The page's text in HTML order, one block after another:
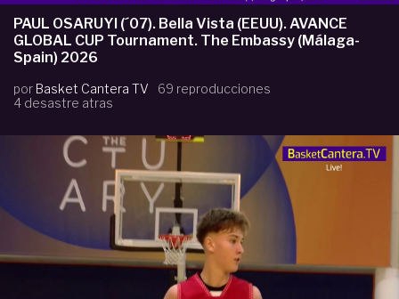
PAUL OSARUYI (´07). Bella Vista (EEUU). AVANCE
GLOBAL CUP Tournament. The Embassy (Málaga-
Spain) 2026
por Basket Cantera TV
69 reproducciones
4 desastre atras